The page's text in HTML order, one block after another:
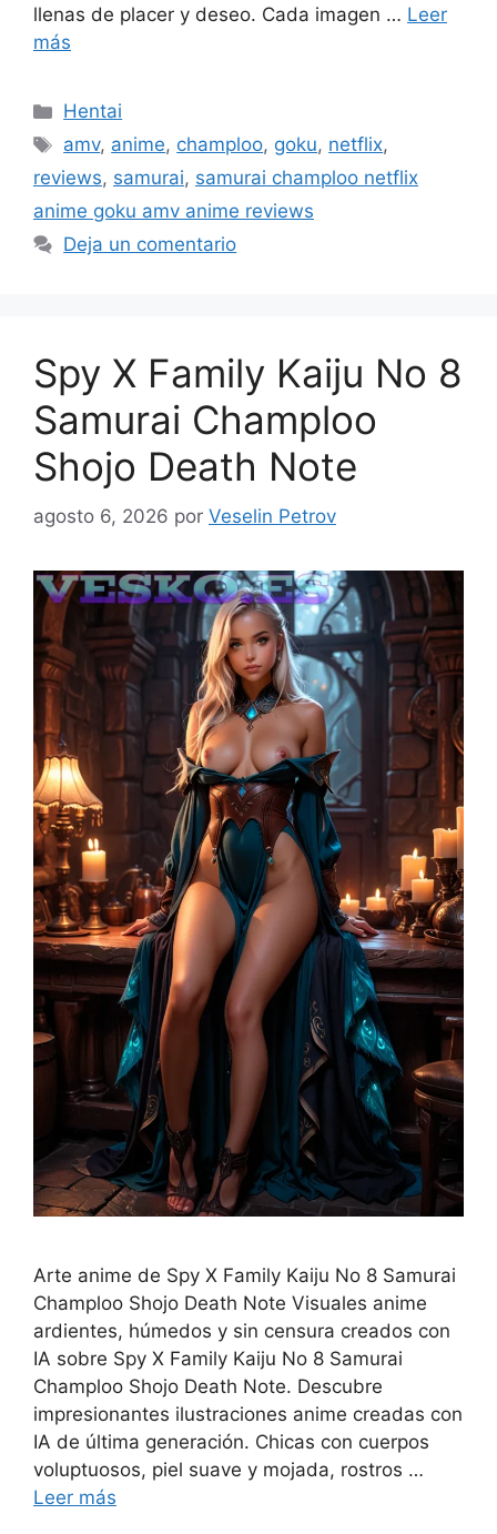
llenas de placer y deseo. Cada imagen … Leer
más
Categorías
Hentai
Etiquetas
amv, anime, champloo, goku, netflix,
reviews, samurai, samurai champloo netflix
anime goku amv anime reviews
Deja un comentario
Spy X Family Kaiju No 8
Samurai Champloo
Shojo Death Note
agosto 6, 2026 por Veselin Petrov
Arte anime de Spy X Family Kaiju No 8 Samurai
Champloo Shojo Death Note Visuales anime
ardientes, húmedos y sin censura creados con
IA sobre Spy X Family Kaiju No 8 Samurai
Champloo Shojo Death Note. Descubre
impresionantes ilustraciones anime creadas con
IA de última generación. Chicas con cuerpos
voluptuosos, piel suave y mojada, rostros …
Leer más